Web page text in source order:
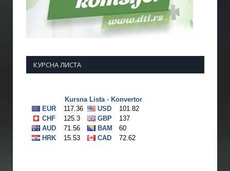
КУРСНА ЛИСТА